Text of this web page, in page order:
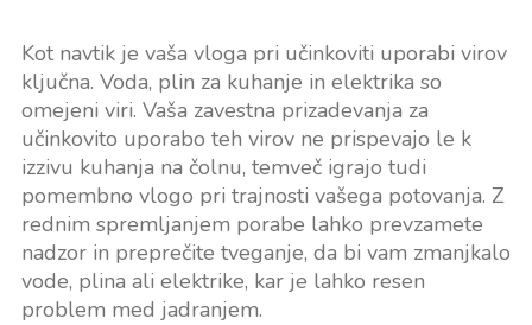
Kot navtik je vaša vloga pri učinkoviti uporabi virov
ključna. Voda, plin za kuhanje in elektrika so
omejeni viri. Vaša zavestna prizadevanja za
učinkovito uporabo teh virov ne prispevajo le k
izzivu kuhanja na čolnu, temveč igrajo tudi
pomembno vlogo pri trajnosti vašega potovanja. Z
rednim spremljanjem porabe lahko prevzamete
nadzor in preprečite tveganje, da bi vam zmanjkalo
vode, plina ali elektrike, kar je lahko resen
problem med jadranjem.